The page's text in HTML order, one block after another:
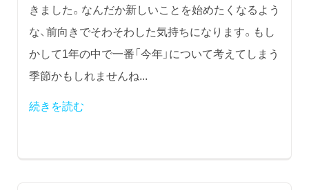
きました。なんだか新しいことを始めたくなるよう
な、前向きでそわそわした気持ちになります。もし
かして1年の中で一番「今年」について考えてしまう
季節かもしれませんね...
続きを読む